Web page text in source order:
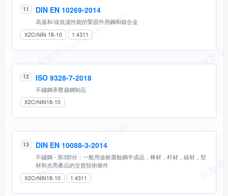
11 DIN EN 10269-2014
高溫和/或低溫性能的緊固件用鋼和鎳合金
X2CrNiN 18-10 1.4311
12 ISO 9328-7-2018
不鏽鋼承壓扁鋼制品
X2CrNiN18-10
13 DIN EN 10088-3-2014
不鏽鋼 - 第3部分：一般用途耐腐蝕鋼半成品，棒材，杆材，線材，型
材和光亮產品的交貨技術條件
X2CrNiN18-10 1.4311